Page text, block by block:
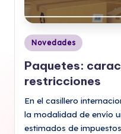
Publicado
en
Novedades
Paquetes:
restricciones
En el casillero
la modalidad de envío
estimados de